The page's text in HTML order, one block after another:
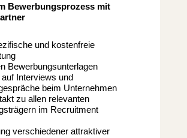
Bewerbungsprozess mit
und kostenfreie
Bewerbungsunterlagen
Interviews und
beim Unternehmen
zu allen relevanten
im Recruitment
verschiedener attraktiver